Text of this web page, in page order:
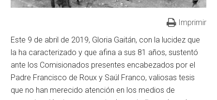
Imprimir
Este 9 de abril de 2019, Gloria Gaitán, con la lucidez que
la ha caracterizado y que afina a sus 81 años, sustentó
ante los Comisionados presentes encabezados por el
Padre Francisco de Roux y Saúl Franco, valiosas tesis
que no han merecido atención en los medios de